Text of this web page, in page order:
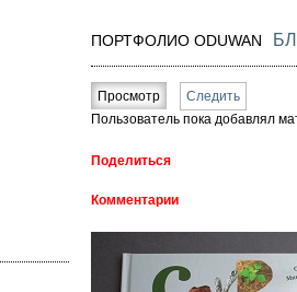
ПОРТФОЛИО ODUWAN
Главные вкладки
Просмотр (активная вкладка)
Следить
Пользователь пока добавлял
Поделиться
Комментарии